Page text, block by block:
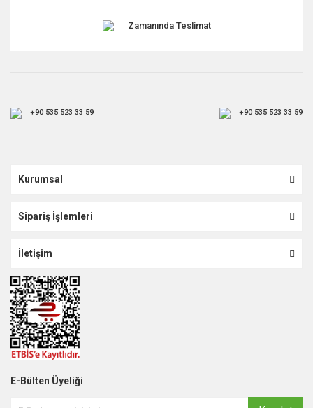
Zamanında Teslimat
+90 535 523 33 59 +90 535 523 33 59
Kurumsal
Sipariş İşlemleri
İletişim
E-Bülten Üyeliği